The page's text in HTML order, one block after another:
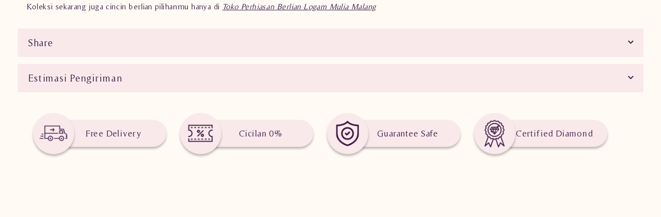
Koleksi sekarang juga cincin berlian pilihanmu hanya di Toko Perhiasan Berlian Logam Mulia Malang
Share
Estimasi Pengiriman
Free Delivery Cicilan 0% Guarantee Safe Certified Diamond